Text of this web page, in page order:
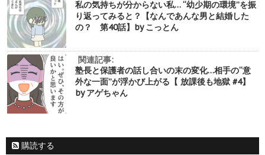
私の気持ちが分からない私… “幼少期の環境”を振
り返ってみると？【なんであんな男と結婚した
の？ 第40話】by こっとん
関連記事:
塾長と保護者の話し合いの末の変化…相手の“意
外な一面”が浮かび上がる【 放課後も地獄 #4】
by アゲちゃん
購読する